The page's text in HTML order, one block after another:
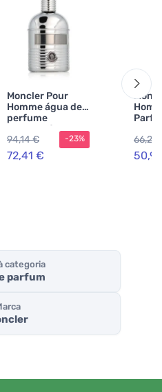
Moncler Pour
Homme água de
perfume
recarregável
para homens
94,14 €
72,41 €
-23%
66,26
categoria
parfum